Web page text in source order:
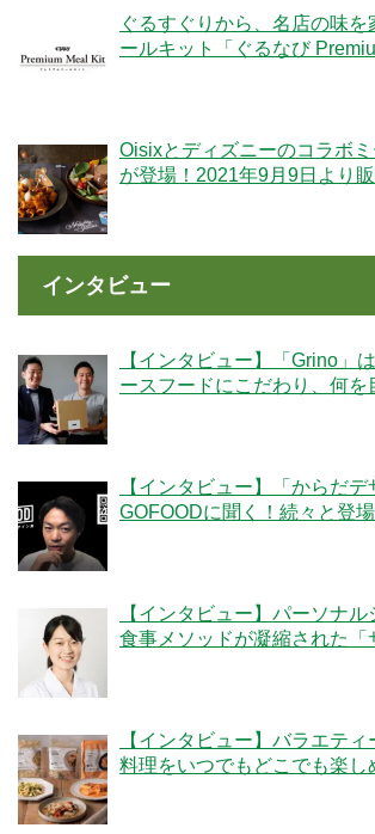
ぐるすぐりから、名店の味を
ールキット「ぐるなび
Oisixとディズニーのコラボ
が登場！2021年9月9日より販
インタビュー
【インタビュー】「Grino」
ースフードにこだわり、何を
【インタビュー】「からだ
GOFOODに聞く！続々と登
【インタビュー】パーソナ
食事メソッドが凝縮された「
【インタビュー】バラエテ
料理をいつでもどこでも楽し